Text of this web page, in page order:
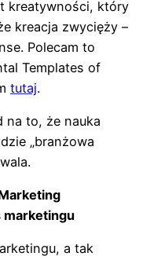
kreatywności, który
kreacja zwycięży –
Polecam to
Templates of
tutaj.
na to, że nauka
„branżowa
marketingu
a tak